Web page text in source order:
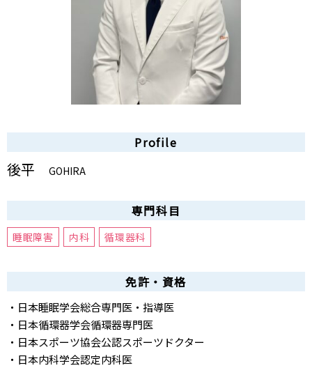
Profile
後平 GOHIRA
専門科目
睡眠障害 内科 循環器科
免許・資格
・日本睡眠学会総合専門医・指導医
・日本循環器学会循環器専門医
・日本スポーツ協会公認スポーツドクター
・日本内科学会認定内科医